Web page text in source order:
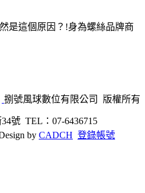
捌號風球數位有限公司 版權所有
號 TEL：07-6436715
by CADCH 登錄帳號